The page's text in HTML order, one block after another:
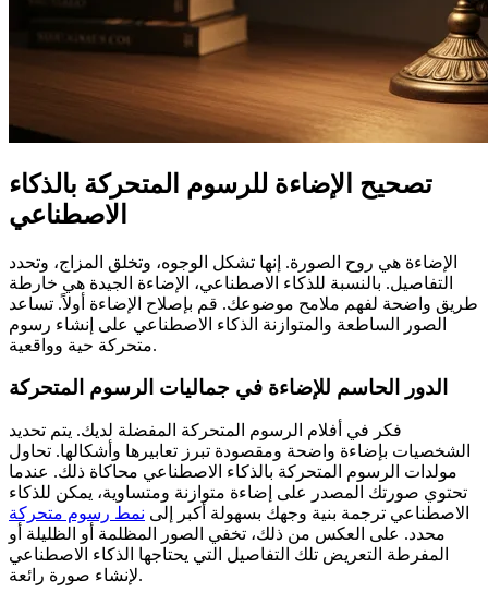
تصحيح الإضاءة للرسوم المتحركة بالذكاء
الاصطناعي
الإضاءة هي روح الصورة. إنها تشكل الوجوه، وتخلق المزاج، وتحدد
التفاصيل. بالنسبة للذكاء الاصطناعي، الإضاءة الجيدة هي خارطة
طريق واضحة لفهم ملامح موضوعك. قم بإصلاح الإضاءة أولاً. تساعد
الصور الساطعة والمتوازنة الذكاء الاصطناعي على إنشاء رسوم
متحركة حية وواقعية.
الدور الحاسم للإضاءة في جماليات الرسوم المتحركة
فكر في أفلام الرسوم المتحركة المفضلة لديك. يتم تحديد
الشخصيات بإضاءة واضحة ومقصودة تبرز تعابيرها وأشكالها. تحاول
مولدات الرسوم المتحركة بالذكاء الاصطناعي محاكاة ذلك. عندما
تحتوي صورتك المصدر على إضاءة متوازنة ومتساوية، يمكن للذكاء
الاصطناعي ترجمة بنية وجهك بسهولة أكبر إلى نمط رسوم متحركة
محدد. على العكس من ذلك، تخفي الصور المظلمة أو الظليلة أو
المفرطة التعريض تلك التفاصيل التي يحتاجها الذكاء الاصطناعي
لإنشاء صورة رائعة.